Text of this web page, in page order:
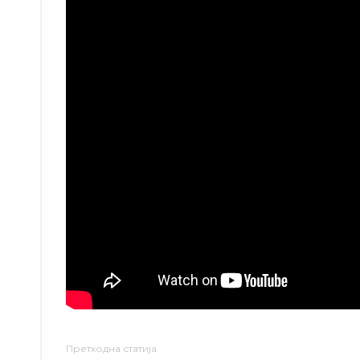
Претходна статија